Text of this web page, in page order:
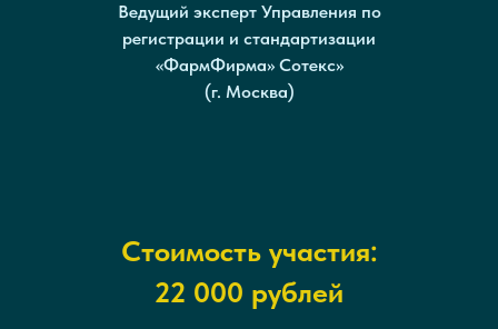
Ведущий эксперт Управления по
регистрации и стандартизации
«ФармФирма» Сотекс»
(г. Москва)
Стоимость участия:
22 000 рублей